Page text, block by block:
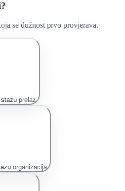
se dužnost prvo provjerava.
prelaz
organizacija